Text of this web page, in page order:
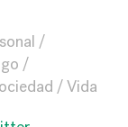
Vida